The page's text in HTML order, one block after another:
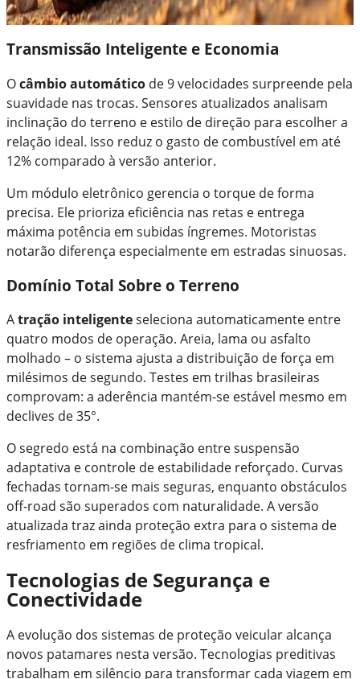
Transmissão Inteligente e Economia
Ocâmbio automático de 9 velocidades surpreende pela
suavidade nas trocas. Sensores atualizados analisam
inclinação do terreno e estilo de direção para escolher a
relação ideal. Isso reduz o gasto de combustível em até
12% comparado à versão anterior.
Um módulo eletrônico gerencia o torque de forma
precisa. Ele prioriza eficiência nas retas e entrega
máxima potência em subidas íngremes. Motoristas
notarão diferença especialmente em estradas sinuosas.
Domínio Total Sobre o Terreno
Atração inteligenteseleciona automaticamente entre
quatro modos de operação. Areia, lama ou asfalto
molhado – o sistema ajusta a distribuição de força em
milésimos de segundo. Testes em trilhas brasileiras
comprovam: a aderência mantém-se estável mesmo em
declives de 35°.
O segredo está na combinação entre suspensão
adaptativa e controle de estabilidade reforçado. Curvas
fechadas tornam-se mais seguras, enquanto obstáculos
off-road são superados com naturalidade. A versão
atualizada traz ainda proteção extra para o sistema de
resfriamento em regiões de clima tropical.
Tecnologias de Segurança e
Conectividade
A evolução dos sistemas de proteção veicular alcança
novos patamares nesta versão. Tecnologias preditivas
trabalham em silêncio para transformar cada viagem em